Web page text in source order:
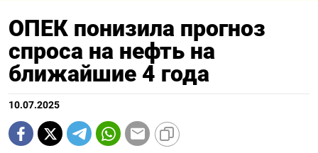
ОПЕК понизила прогноз
спроса на нефть на
ближайшие 4 года
10.07.2025